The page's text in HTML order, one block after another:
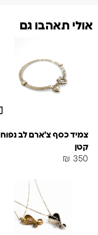
אולי תאהבו גם
צמיד כסף צ'ארם לב נפוח
קטן
₪ 350